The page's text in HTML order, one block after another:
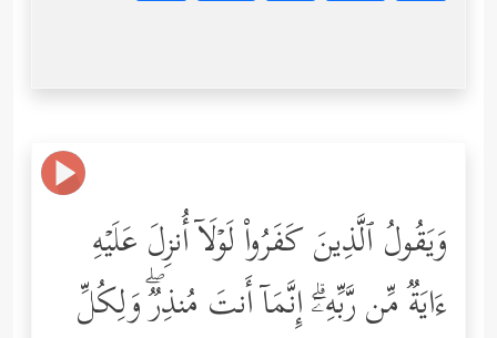
وَیَقُولُ ٱلَّذِینَ كَفَرُواْ لَوۡلَاۤ أُنزِلَ عَلَیۡهِ
ءَایَةࣱ مِّن رَّبِّهِۦۤۗ إِنَّمَاۤ أَنتَ مُنذِرࣱۖ وَلِكُلِّ